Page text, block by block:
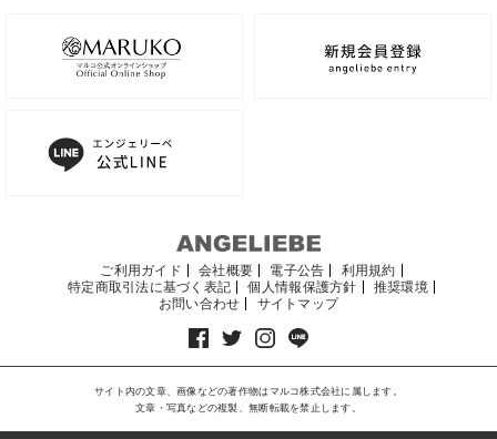
ご利用ガイド 会社概要 電子公告
利用規約
特定商取引法に基づく表記
個人情報保護方針
推奨環境
お問い合わせ
サイトマップ
サイト内の文章、画像などの著作物はマルコ株式会社に属します。
文章・写真などの複製、無断転載を禁止します。